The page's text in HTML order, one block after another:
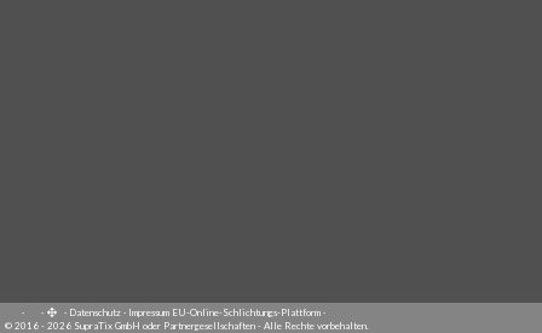
· · · Datenschutz · Impressum EU-Online-Schlichtungs-Plattform ·
© 2016 - 2026 SupraTix GmbH oder Partnergesellschaften - Alle Rechte vorbehalten.